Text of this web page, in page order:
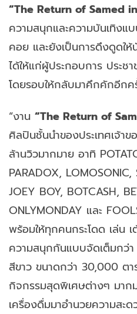
“The Return of Samed
ความสนุกและความบันเทิงแ
คอย และยังเป็นการดึงดูดให้
ได้ให้แก่ผู้ประกอบการ ประช
โดยรอบให้กลับมาคึกคักอีกค
“งาน “The Return of
ศิลปินชั้นนำของประเทศเจ้า
ล้านวิวมากมาย อาทิ
PARADOX,
JOEY BOY, BOTCASH,
ONLYMONDAY และ
พร้อมให้ทุกคนกระโดด เล่น
ความสนุกกันแบบจัดเต็มกว่
สีขาว ขนาดกว่า 30,000 ตา
กิจกรรมสุดพิเศษต่างๆ มาก
เครื่องดื่มมาอำนวยความสะ